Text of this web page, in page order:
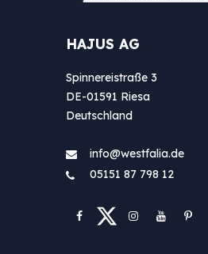
HAJUS AG
Spinnereistraße 3
DE-01591 Riesa
Deutschland
info@westfa​lia.de
05151 87 798 12